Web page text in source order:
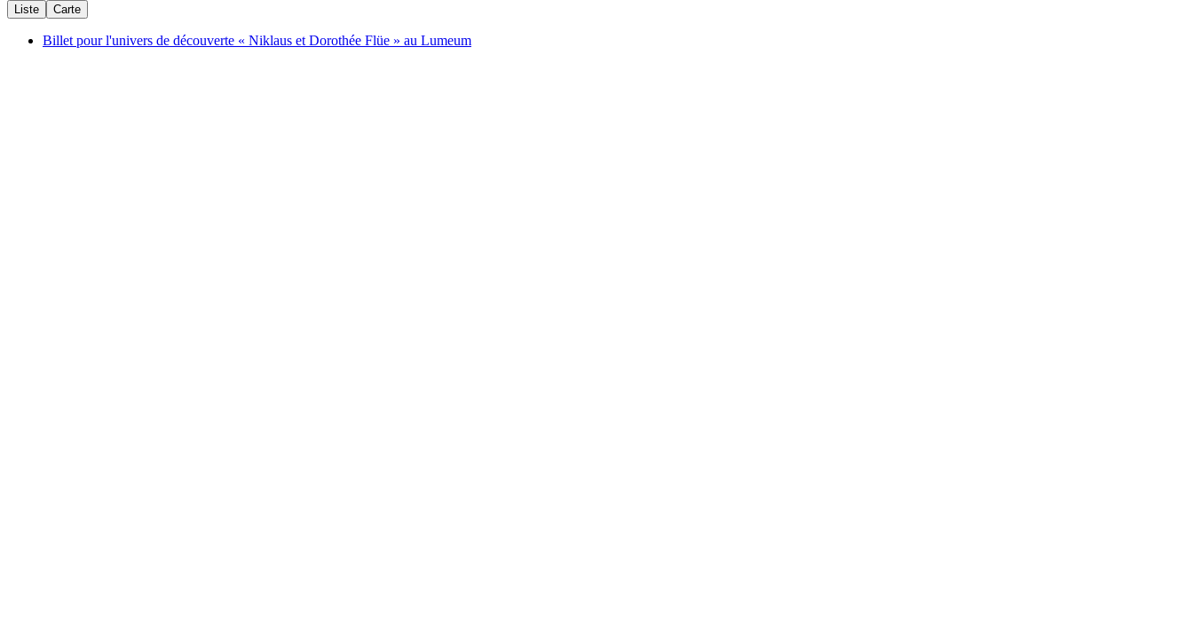
Liste Carte
Billet pour l'univers de découverte « Niklaus et Dorothée Flüe » au Lumeum